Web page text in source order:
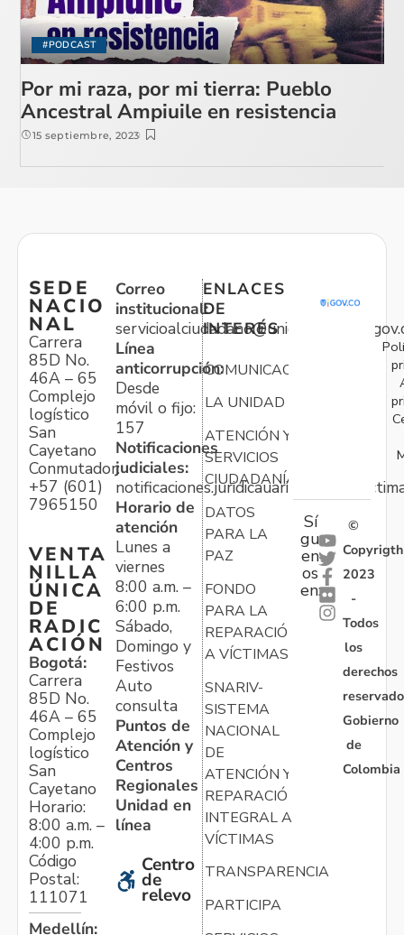
#PODCAST
Por mi raza, por mi tierra: Pueblo
Ancestral Ampiuile en resistencia
15 septiembre, 2023
SEDE
NACIO
NAL
Carrera
85D No.
46A – 65
Complejo
logístico
San
Cayetano
Conmutador:
+57 (601)
7965150
VENTA
NILLA
ÚNICA
DE
RADIC
ACIÓN
Bogotá:
Carrera
85D No.
46A – 65
Complejo
logístico
San
Cayetano
Horario:
8:00 a.m. –
4:00 p.m.
Código
Postal:
111071
Medellín:
Correo
institucional:
Línea
anticorrupción:
Desde
móvil o fijo:
157
Notificaciones
judiciales:
Horario de
atención
Lunes a
viernes
8:00 a.m. –
6:00 p.m.
Sábado,
Domingo y
Festivos
Auto
consulta
Puntos de
Atención y
Centros
Regionales
Unidad en
línea
Centro
de
relevo
ENLACES
DE
INTERÉS
COMUNICACIONES
LA UNIDAD
ATENCIÓN Y
SERVICIOS
CIUDADANÍA
DATOS
PARA LA
PAZ
FONDO
PARA LA
REPARACIÓN
A VÍCTIMAS
SNARIV-
SISTEMA
NACIONAL
DE
ATENCIÓN Y
REPARACIÓN
INTEGRAL A
VÍCTIMAS
TRANSPARENCIA
PARTICIPA
Sí
gu
en
os
en:
©
Copyrigth
2023
-
Todos
los
derechos
Gobierno
de
Colombia